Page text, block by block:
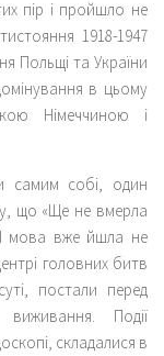
пір і пройшло не
1918-1947
Польщі та України
в цьому
Німеччиною і
самим собі, один
що «Ще не вмерла
І мова вже йшла не
головних битв
постали перед
Події
складалися в